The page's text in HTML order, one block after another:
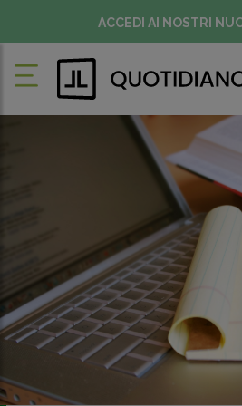
ACCEDI AI NOSTRI